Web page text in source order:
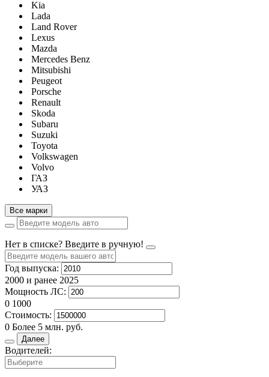
Kia
Lada
Land Rover
Lexus
Mazda
Mercedes Benz
Mitsubishi
Peugeot
Porsche
Renault
Skoda
Subaru
Suzuki
Toyota
Volkswagen
Volvo
ГАЗ
УАЗ
Все марки
Нет в списке? Введите в ручную!
Год выпуска:
2000 и ранее 2025
Мощность ЛС:
0 1000
Стоимость:
0 Более 5 млн. руб.
Далее
Водителей: